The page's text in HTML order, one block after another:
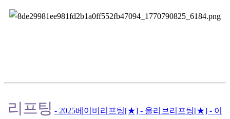
리프팅 - 2025베이비리프팅[★] - 올리브리프팅[★] - 이